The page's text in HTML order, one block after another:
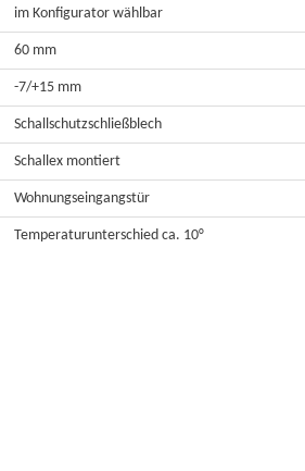
im Konfigurator wählbar
60 mm
-7/+15 mm
Schallschutzschließblech
Schallex montiert
Wohnungseingangstür
Temperaturunterschied ca. 10°